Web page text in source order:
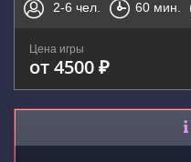
2-6 чел. 60 мин.
Цена игры
от 4500 ₽